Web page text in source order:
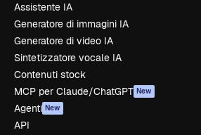
Assistente IA
Generatore di immagini IA
Generatore di video IA
Sintetizzatore vocale IA
Contenuti stock
MCP per Claude/ChatGPT New
Agenti New
API